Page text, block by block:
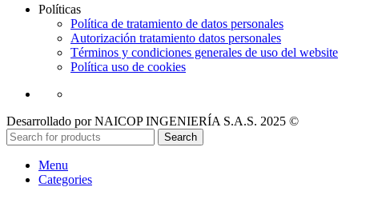
Políticas
Política de tratamiento de datos personales
Autorización tratamiento datos personales
Términos y condiciones generales de uso del website
Política uso de cookies
Desarrollado por NAICOP INGENIERÍA S.A.S. 2025 ©
Search
Menu
Categories